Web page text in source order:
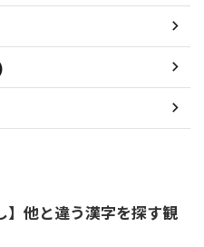
】他と違う漢字を探す観